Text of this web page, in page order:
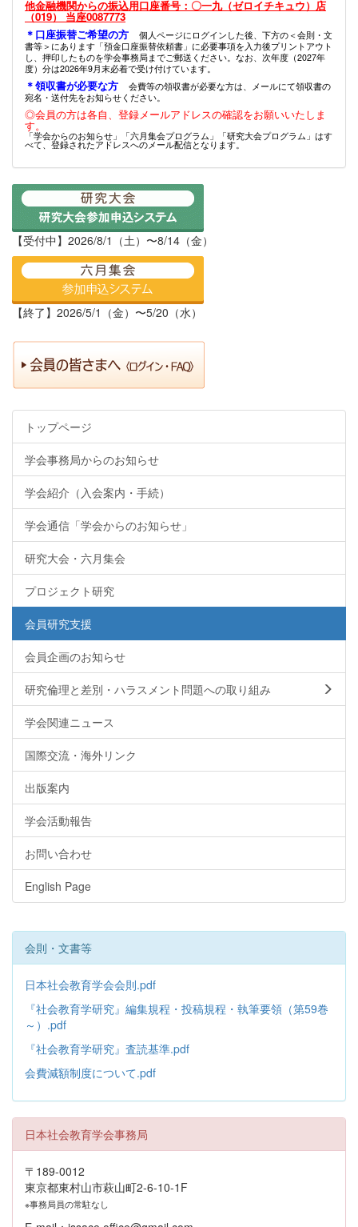
他金融機関からの振込用口座番号：〇一九（ゼロイチキュウ）店
（019） 当座0087773
＊口座振替ご希望の方
個人ページにログインした後、下方の＜会則・文
書等＞にあります「預金口座振替依頼書」に必要事項を入力後プリントアウト
し、押印したものを学会事務局までご郵送ください。なお、次年度（2027年
度）分は2026年9月末必着で受け付けています。
＊領収書が必要な方
会費等の領収書が必要な方は、メールにて領収書の
宛名・送付先をお知らせください。
◎会員の方は各自、登録メールアドレスの確認をお願いいたしま
す。
「学会からのお知らせ」「六月集会プログラム」「研究大会プログラム」はす
べて、登録されたアドレスへのメール配信となります。
【受付中】2026/8/1（土）〜8/14（金）
【終了】2026/5/1（金）〜5/20（水）
トップページ
学会事務局からのお知らせ
学会紹介（入会案内・手続）
学会通信「学会からのお知らせ」
研究大会・六月集会
プロジェクト研究
会員研究支援
会員企画のお知らせ
研究倫理と差別・ハラスメント問題への取り組み
学会関連ニュース
国際交流・海外リンク
出版案内
学会活動報告
お問い合わせ
English Page
会則・文書等
日本社会教育学会会則.pdf
『社会教育学研究』編集規程・投稿規程・執筆要領（第59巻
～）.pdf
『社会教育学研究』査読基準.pdf
会費減額制度について.pdf
日本社会教育学会事務局
〒189-0012
東京都東村山市萩山町2-6-10-1F
※事務局員の常駐なし